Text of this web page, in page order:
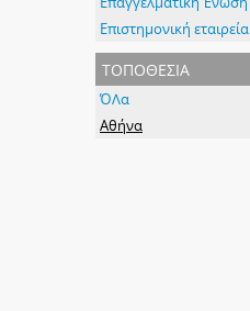
Επιστημονική εταιρεία
τοποθεσία
ΌΛα
Αθήνα